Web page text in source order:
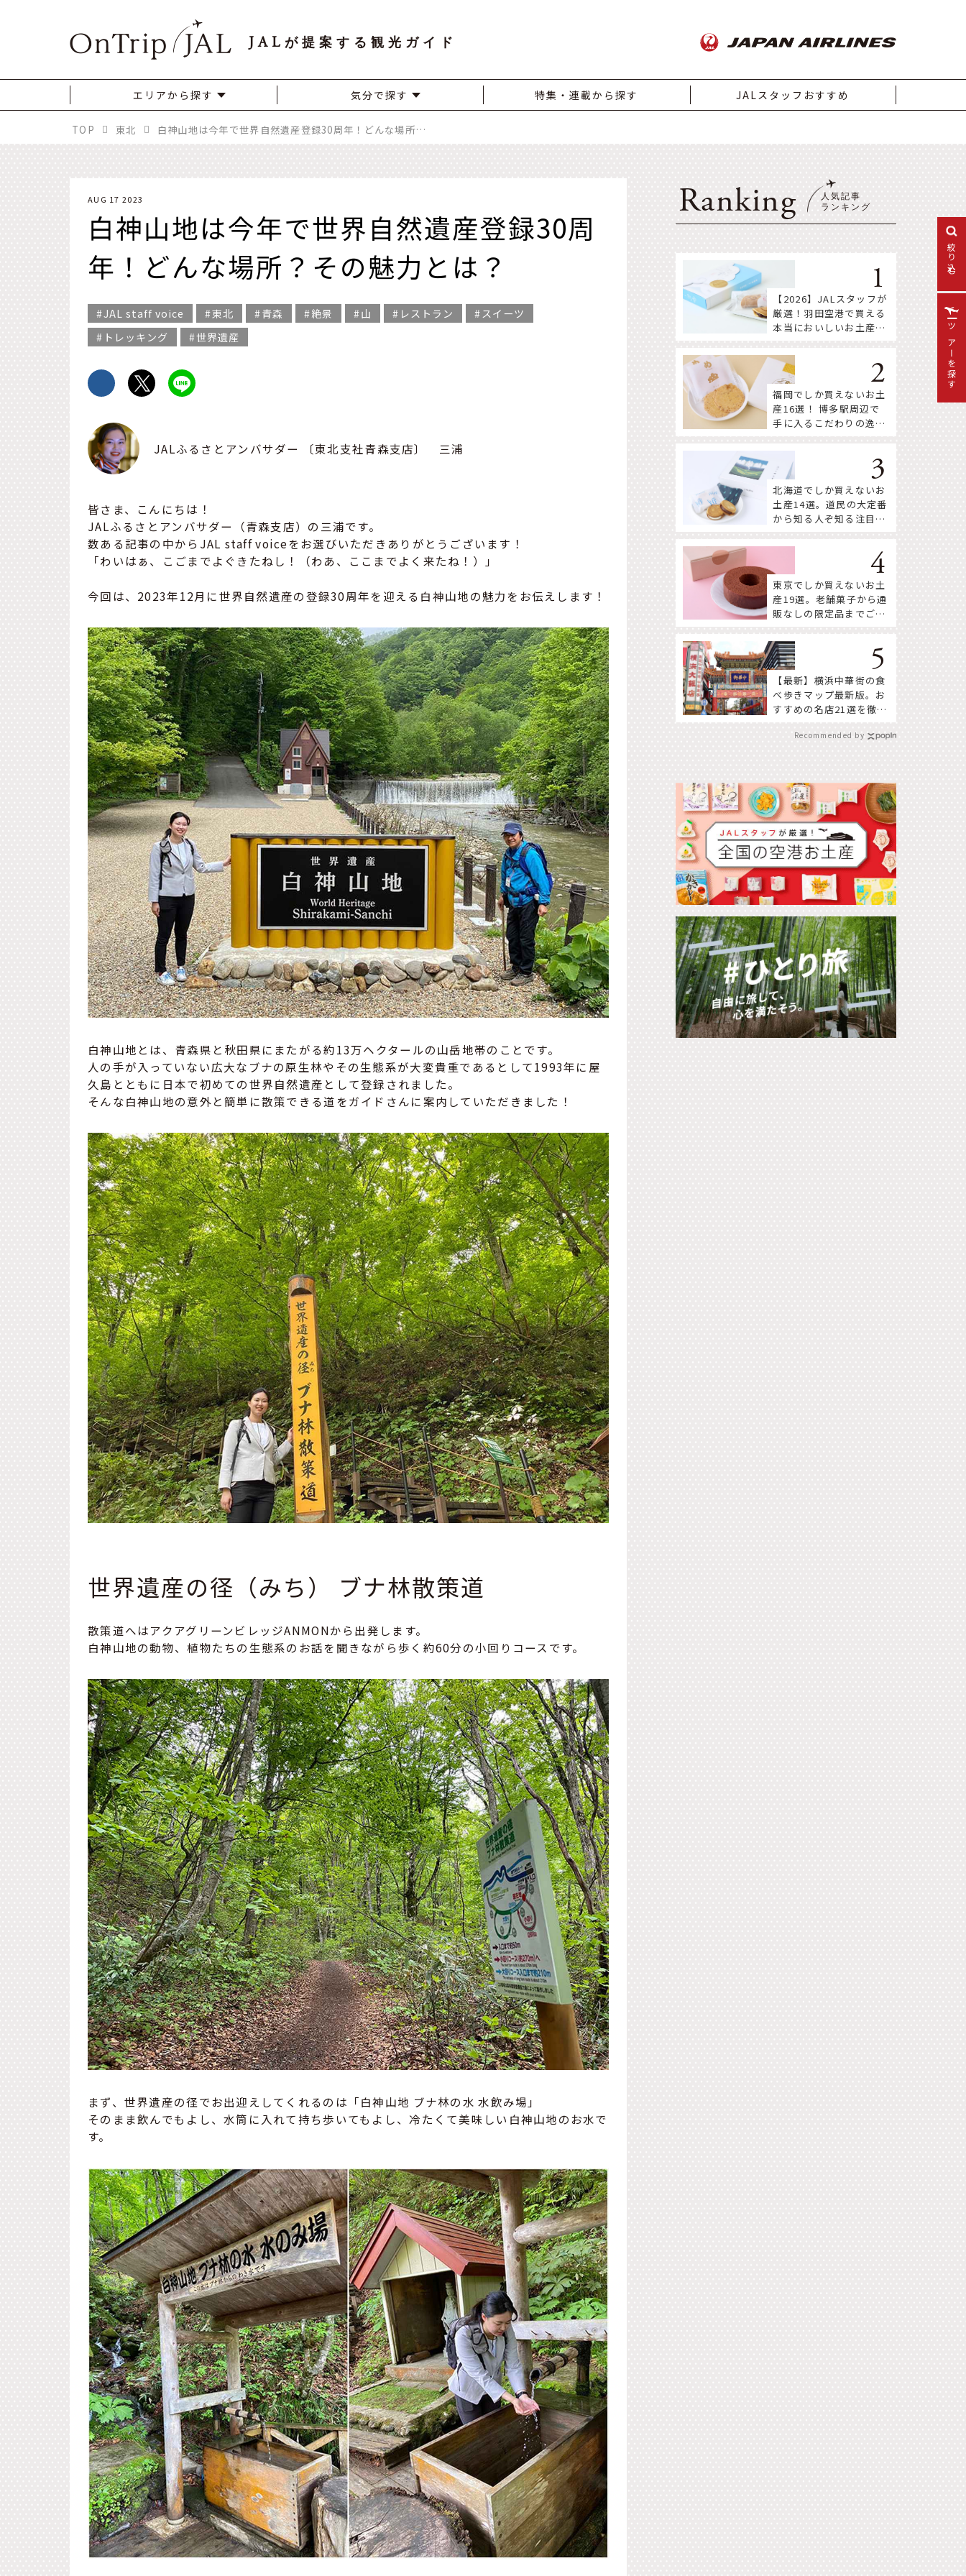
絞り込む
JAL が提案する観光ガイド
エリアから探す 気分で探す 特集・連載から探す JALスタッフおすすめ
TOP 東北 白神山地は今年で世界自然遺産登録30周年！どんな場所？その魅力とは？
AUG 17 2023
白神山地は今年で世界自然遺産登録30周
年！どんな場所？その魅力とは？
JAL staff voice 東北 青森 絶景 山 レストラン
スイーツ
トレッキング
世界遺産
JALふるさとアンバサダー 〔東北支社青森支店〕 三浦
皆さま、こんにちは！
JALふるさとアンバサダー（青森支店）の三浦です。
数ある記事の中からJAL staff voiceをお選びいただきありがとうございます！
「わいはぁ、こごまでよぐきたねし！（わあ、ここまでよく来たね！）」
今回は、2023年12月に世界自然遺産の登録30周年を迎える白神山地の魅力をお伝えします！
白神山地とは、青森県と秋田県にまたがる約13万ヘクタールの山岳地帯のことです。
人の手が入っていない広大なブナの原生林やその生態系が大変貴重であるとして1993年に屋
久島とともに日本で初めての世界自然遺産として登録されました。
そんな白神山地の意外と簡単に散策できる道をガイドさんに案内していただきました！
世界遺産の径（みち） ブナ林散策道
散策道へはアクアグリーンビレッジANMONから出発します。
白神山地の動物、植物たちの生態系のお話を聞きながら歩く約60分の小回りコースです。
まず、世界遺産の径でお出迎えしてくれるのは「白神山地 ブナ林の水 水飲み場」
そのまま飲んでもよし、水筒に入れて持ち歩いてもよし、冷たくて美味しい白神山地のお水で
す。
Ranking
【2026】JALスタッフが
厳選！羽田空港で買える
本当においしいお土産18
福岡でしか買えないお土
産16選！ 博多駅周辺で
手に入るこだわりの逸品
北海道でしか買えないお
土産14選。道民の大定番
から知る人ぞ知る注目株
東京でしか買えないお土
産19選。老舗菓子から通
販なしの限定品までご紹
【最新】横浜中華街の食
べ歩きマップ最新版。お
すすめの名店21選を徹底
Recommended by
ツアーを探す